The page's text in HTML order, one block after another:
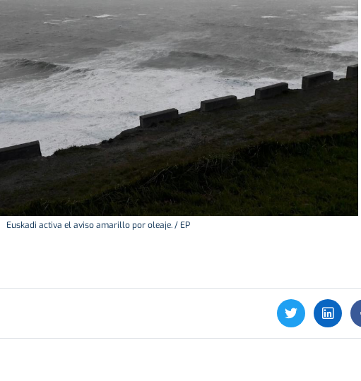
Euskadi activa el aviso amarillo por oleaje. / EP